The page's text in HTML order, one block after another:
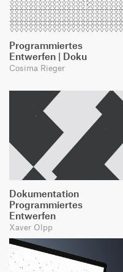
Programmiertes
Entwerfen | Doku
Cosima Rieger
Dokumentation
Programmiertes
Entwerfen
Xaver Olpp